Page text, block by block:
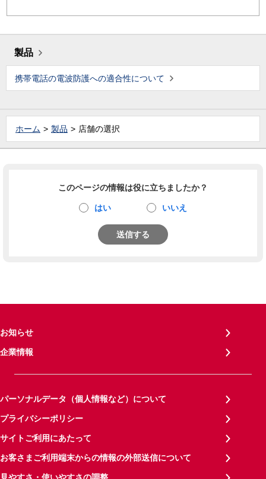
製品
携帯電話の電波防護への適合性について
ホーム 製品 店舗の選択
このページの情報は役に立ちましたか？
はい いいえ
送信する
お知らせ
企業情報
パーソナルデータ（個人情報など）について
プライバシーポリシー
サイトご利用にあたって
お客さまご利用端末からの情報の外部送信について